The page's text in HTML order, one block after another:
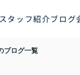
タッフ紹介ブログ
ブログ一覧